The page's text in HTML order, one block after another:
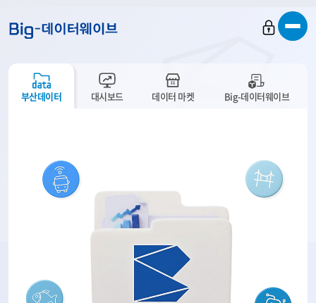
부산데이터 대시보드 데이터 마켓 Big-데이터웨이브